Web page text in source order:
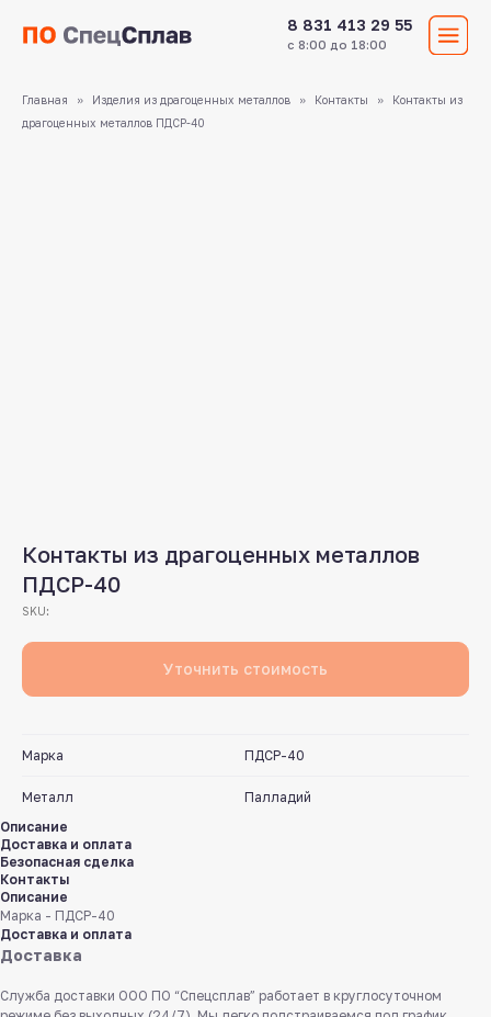
8 831 413 29 55
Главная Изделия из драгоценных металлов Контакты
Контакты из
драгоценных металлов ПДСР-40
Контакты из драгоценных металлов
ПДСР-40
SKU:
Уточнить стоимость
Марка ПДСР-40
Металл
Палладий
Описание
Доставка и оплата
Безопасная сделка
Контакты
Описание
Марка - ПДСР-40
Доставка и оплата
Доставка
Служба доставки ООО ПО “Спецсплав” работает в круглосуточном